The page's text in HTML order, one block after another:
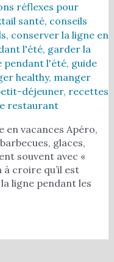
réflexes pour
santé, conseils
, conserver la ligne en
l'été, garder la
pendant l'été, guide
healthy, manger
déjeuner, recettes
restaurant
en vacances Apéro,
glaces,
souvent avec «
croire qu’il est
ligne pendant les